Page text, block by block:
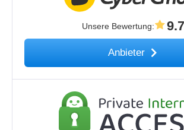
Unsere Bewertung: 9.7
Anbieter